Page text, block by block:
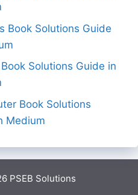
Book Solutions Guide
Solutions Guide in
Book Solutions
Medium
PSEB Solutions